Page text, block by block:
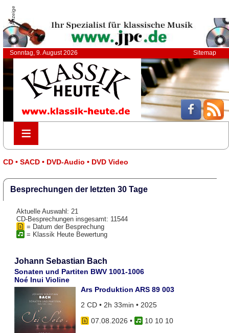
Anzeige
Sonntag, 9. August 2026 Sitemap
≡
≡
CD • SACD • DVD-Audio • DVD Video
Besprechungen der letzten 30 Tage
Aktuelle Auswahl: 21
CD-Besprechungen insgesamt: 11544
= Datum der Besprechung
= Klassik Heute Bewertung
Johann Sebastian Bach
Sonaten und Partiten BWV 1001-1006
Noé Inui Violine
Ars Produktion ARS 89 003
2 CD • 2h 33min • 2025
07.08.2026 •
10 10 10